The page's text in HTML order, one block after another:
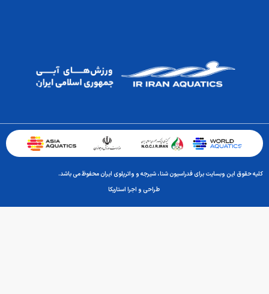
کلیه حقوق این وبسایت برای فدراسیون شنا، شیرجه و واترپلوی ایران محفوظ می باشد.
طراحی و اجرا استاریکا